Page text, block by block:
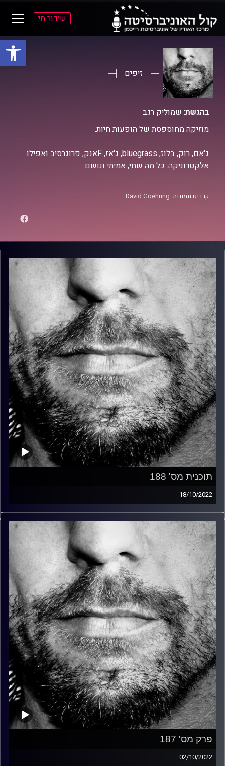
פתח
התפריט
הראשי
התוכן
הראשי
שידור חי
זיפים
בהגשת: שמוליק רגב
מוזיקה מחוספסת של הופעות חיות.
ג'אם, רוק, בלוז, bluegrass, ג'אז, Fאנק, פרוגרסיב ואפילו
אלקטרוניקה. כל מה שחי, אמיתי ונושם.
קרדיט תמונות: David Goehring
תוכנית מס' 188
18/10/2022
זיפים, מוזיקה מחוספסת של הופעות חיות. הרבה ג'אם, רוק,
בלוז, bluegrass, ג'אז, Fאנק, פרוגרסיב ואפילו אלקטרוניקה.
כל מה שחי, אמיתי ונושם.
עם שמוליק רגב.
קרדיט תמונות: David Goehring
פרק מס' 187
02/10/2022